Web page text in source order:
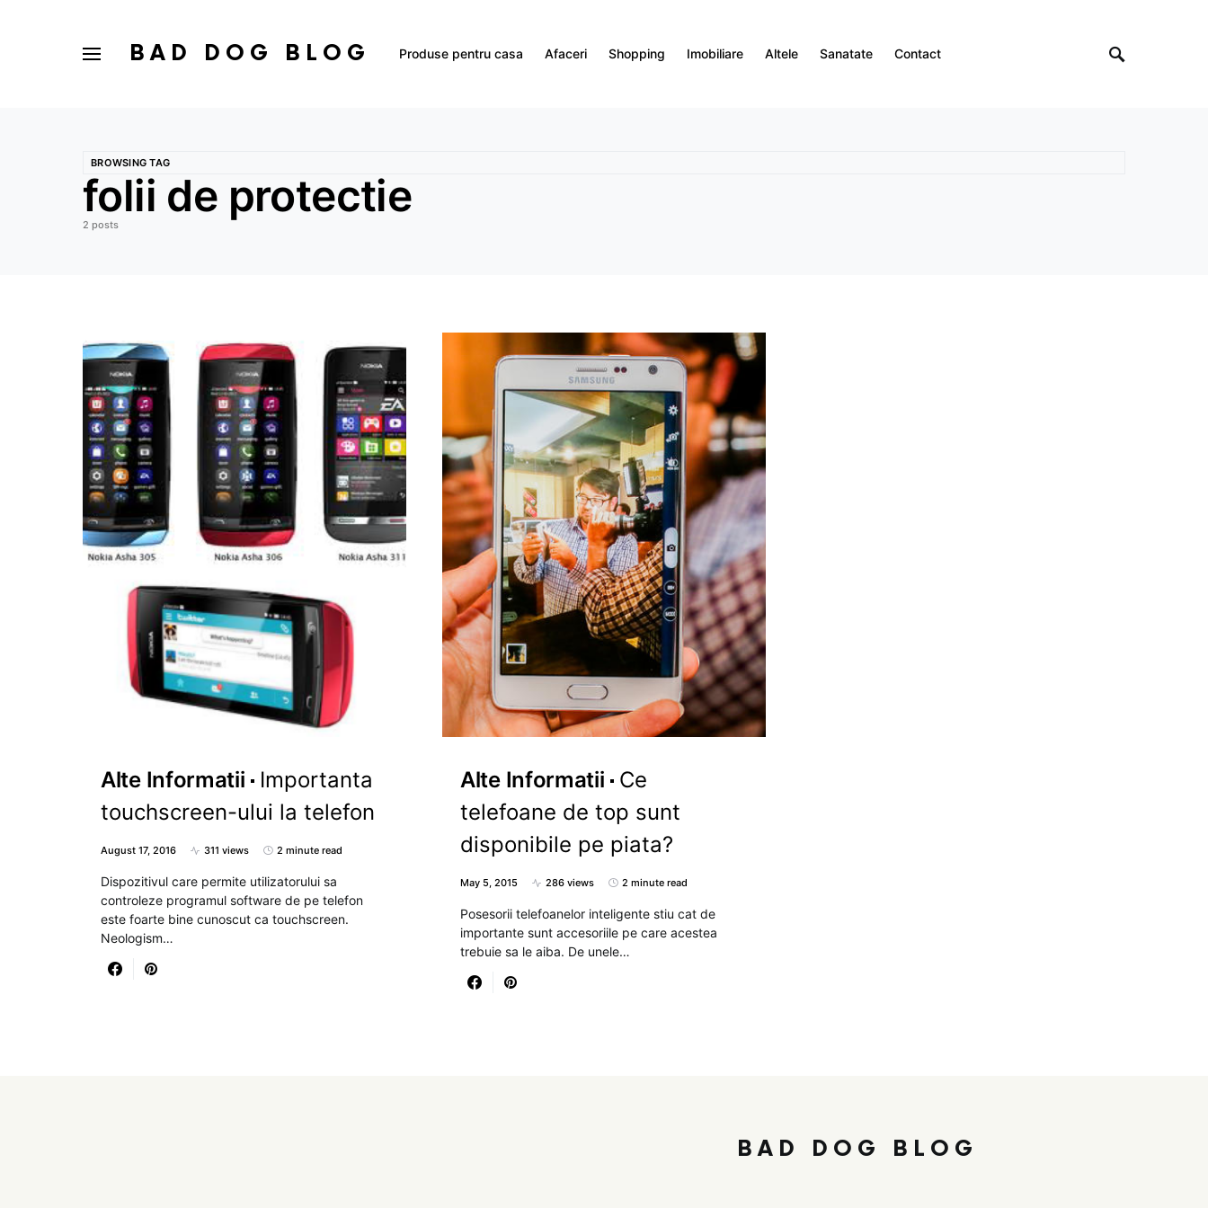
BAD DOG BLOG Produse pentru casa Afaceri Shopping Imobiliare Altele Sanatate Contact
BROWSING TAG
folii de protectie
2 posts
Alte Informatii
Importanta
touchscreen-ului la telefon
August 17, 2016 311 views 2 minute read
Dispozitivul care permite utilizatorului sa
controleze programul software de pe telefon
este foarte bine cunoscut ca touchscreen.
Neologism…
Alte Informatii
Ce
telefoane de top sunt
disponibile pe piata?
May 5, 2015 286 views 2 minute read
Posesorii telefoanelor inteligente stiu cat de
importante sunt accesoriile pe care acestea
trebuie sa le aiba. De unele…
BAD DOG BLOG